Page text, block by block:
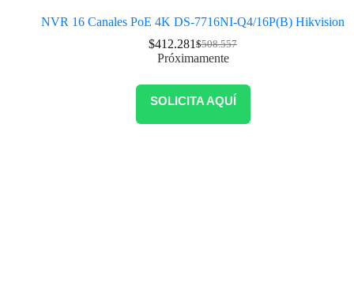
NVR 16 Canales PoE 4K DS-7716NI-Q4/16P(B) Hikvision
$508.557
$412.281
Próximamente
SOLICITA AQUÍ